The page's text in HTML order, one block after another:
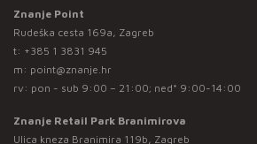
Znanje Point
Rudeška cesta 169a, Zagreb
t: +385 1 3831 945
m: point@znanje.hr
rv: pon - sub 9:00 – 21:00; ned* 9:00-14:00
Znanje Retail Park Branimirova
Ulica kneza Branimira 119b, Zagreb